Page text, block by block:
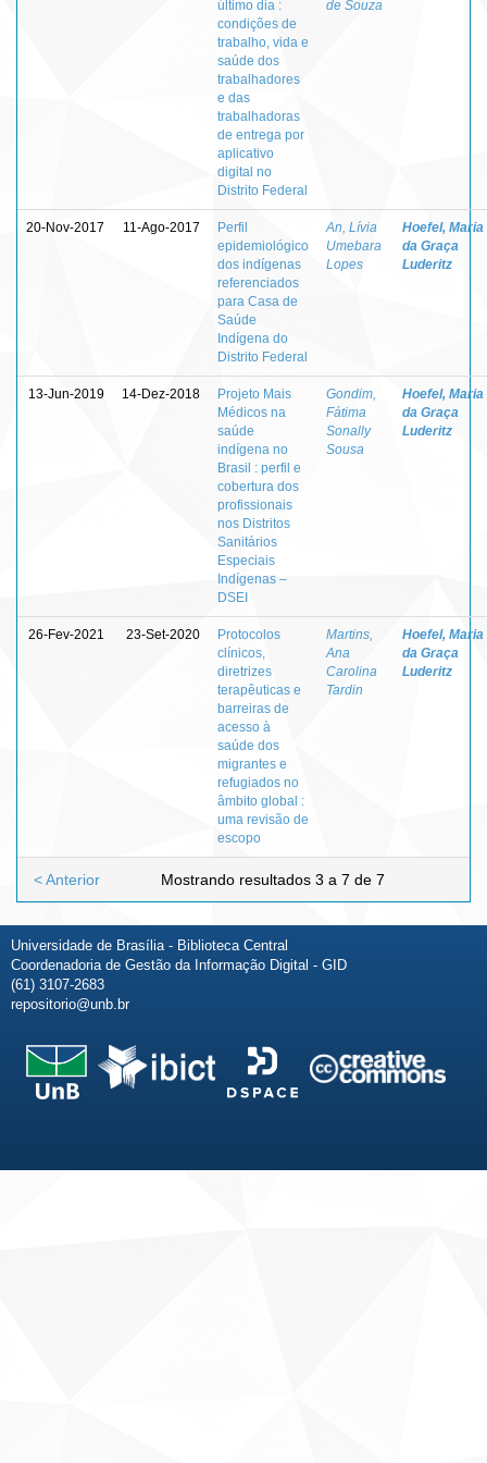
último dia :
condições de
trabalho, vida e
saúde dos
trabalhadores
e das
trabalhadoras
de entrega por
aplicativo
digital no
Distrito Federal
de Souza
20-Nov-2017 11-Ago-2017
Perfil
epidemiológico
dos indígenas
referenciados
para Casa de
Saúde
Indígena do
Distrito Federal
An, Lívia
Umebara
Lopes
Hoefel, Maria
da Graça
Luderitz
13-Jun-2019 14-Dez-2018
Projeto Mais
Médicos na
saúde
indígena no
Brasil : perfil e
cobertura dos
profissionais
nos Distritos
Sanitários
Especiais
Indígenas –
DSEI
Gondim,
Fátima
Sonally
Sousa
Hoefel, Maria
da Graça
Luderitz
26-Fev-2021 23-Set-2020
Protocolos
clínicos,
diretrizes
terapêuticas e
barreiras de
acesso à
saúde dos
migrantes e
refugiados no
âmbito global :
uma revisão de
escopo
Martins,
Ana
Carolina
Tardin
Hoefel, Maria
da Graça
Luderitz
Mostrando resultados 3 a 7 de 7
< Anterior
Universidade de Brasília - Biblioteca Central
Coordenadoria de Gestão da Informação Digital - GID
(61) 3107-2683
repositorio@unb.br